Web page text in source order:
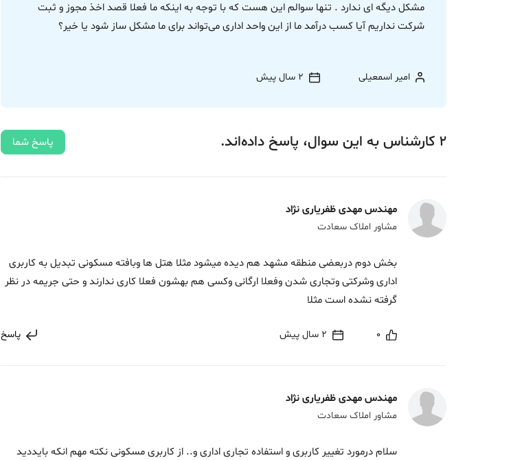
مشکل دیگه ای ندارد . تنها سوالم این هست که با توجه به اینکه ما فعلا قصد اخذ مجوز و ثبت
شرکت نداریم آیا کسب درآمد ما از این واحد اداری می‌تواند برای ما مشکل ساز شود یا خیر؟
امیر اسمعیلی 2 سال پیش
2 کارشناس به این سوال، پاسخ داده‌اند. پاسخ شما
مهندس مهدی ظفریاری نژاد
مشاور املاک سعادت
بخش دوم دربعضی منطقه مشهد هم دیده میشود مثلا هتل ها وبافته مسکونی تبدیل به کاربری
اداری وشرکتی وتجاری شدن وفعلا ارگانی وکسی هم بهشون فعلا کاری ندارند و حتی جریمه در نظر
گرفته نشده است مثلا
0 2 سال پیش پاسخ
مهندس مهدی ظفریاری نژاد
مشاور املاک سعادت
سلام درمورد تغییر کاربری و استفاده تجاری اداری و.. از کاربری مسکونی نکته مهم انکه بایددید